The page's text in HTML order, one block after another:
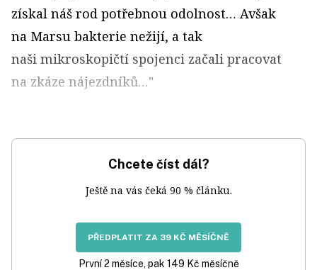
získal náš rod potřebnou odolnost… Avšak
na Marsu bakterie nežijí, a tak
naši mikroskopičtí spojenci začali pracovat
na zkáze nájezdníků…"
Chcete číst dál?
Ještě na vás čeká 90 % článku.
PŘEDPLATIT ZA 39 KČ MĚSÍČNĚ
První 2 měsíce, pak 149 Kč měsíčně